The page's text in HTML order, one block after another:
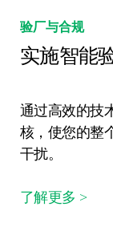
验厂与合规
实施智能
通过高效的技
核，使您的整
干扰。
了解更多 >